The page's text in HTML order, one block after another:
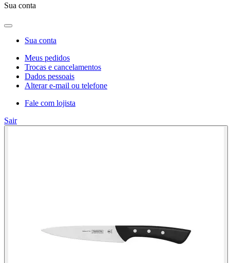
Sua conta
Sua conta
Meus pedidos
Trocas e cancelamentos
Dados pessoais
Alterar e-mail ou telefone
Fale com lojista
Sair